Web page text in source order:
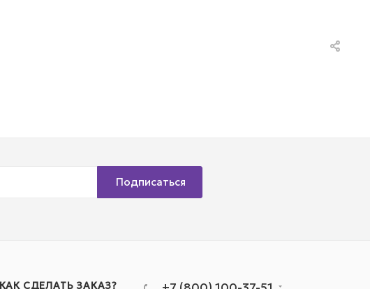
Подписаться
КАК СДЕЛАТЬ ЗАКАЗ?